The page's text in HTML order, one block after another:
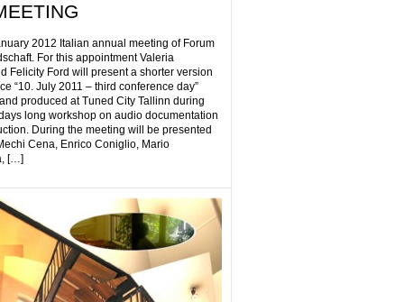
2012 Italian annual meeting of Forum
For this appointment Valeria
Felicity Ford will present a shorter version
“10. July 2011 – third conference day”
produced at Tuned City Tallinn during
long workshop on audio documentation
During the meeting will be presented
Cena, Enrico Coniglio, Mario
[…]